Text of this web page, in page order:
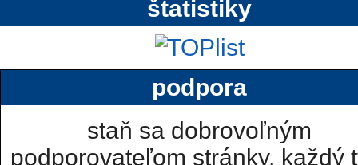
štatistiky
podpora
staň sa dobrovoľným
podporovateľom stránky, každý